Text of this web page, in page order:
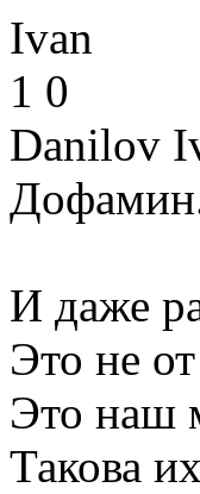
1 0
Danilov
И даже
Это не
Это наш
Такова